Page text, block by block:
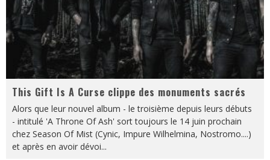
This Gift Is A Curse clippe des monuments sacrés
Alors que leur nouvel album - le troisième depuis leurs débuts
- intitulé 'A Throne Of Ash' sort toujours le 14 juin prochain
chez Season Of Mist (Cynic, Impure Wilhelmina, Nostromo....)
et après en avoir dévoi...